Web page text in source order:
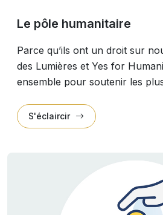
Le pôle humanitaire
Parce qu’ils ont un droit sur
des Lumières et Yes for
ensemble pour soutenir les
S'éclaircir